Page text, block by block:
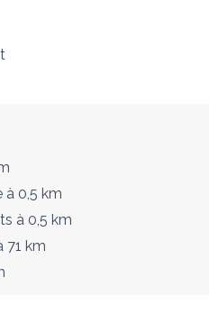
à 0,5 km
à 0,5 km
71 km